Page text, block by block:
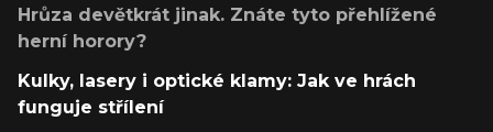
Hrůza devětkrát jinak. Znáte tyto přehlížené
herní horory?
Kulky, lasery i optické klamy: Jak ve hrách
funguje střílení